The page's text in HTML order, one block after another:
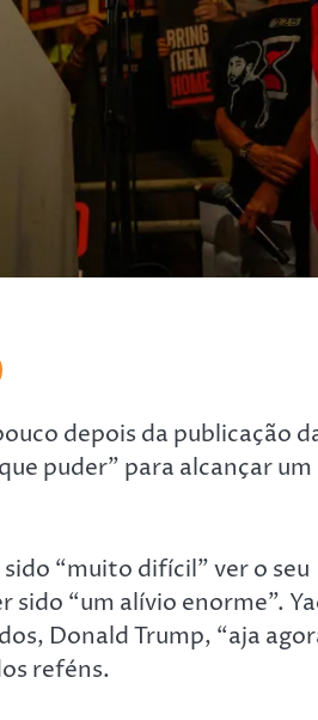
depois da publicação
puder” para alcançar um
“muito difícil” ver o seu
“um alívio enorme”.
Donald Trump, “aja
reféns.